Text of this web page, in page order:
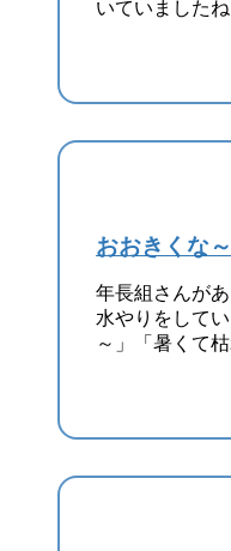
いていました
おおきくな
年長組さんが
水やりをして
～」「暑くて